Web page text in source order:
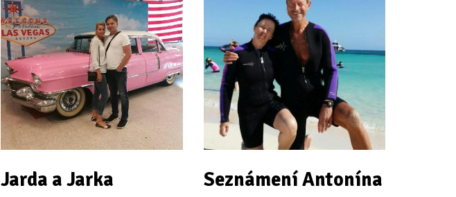
Jarda a Jarka Seznámení Antonína